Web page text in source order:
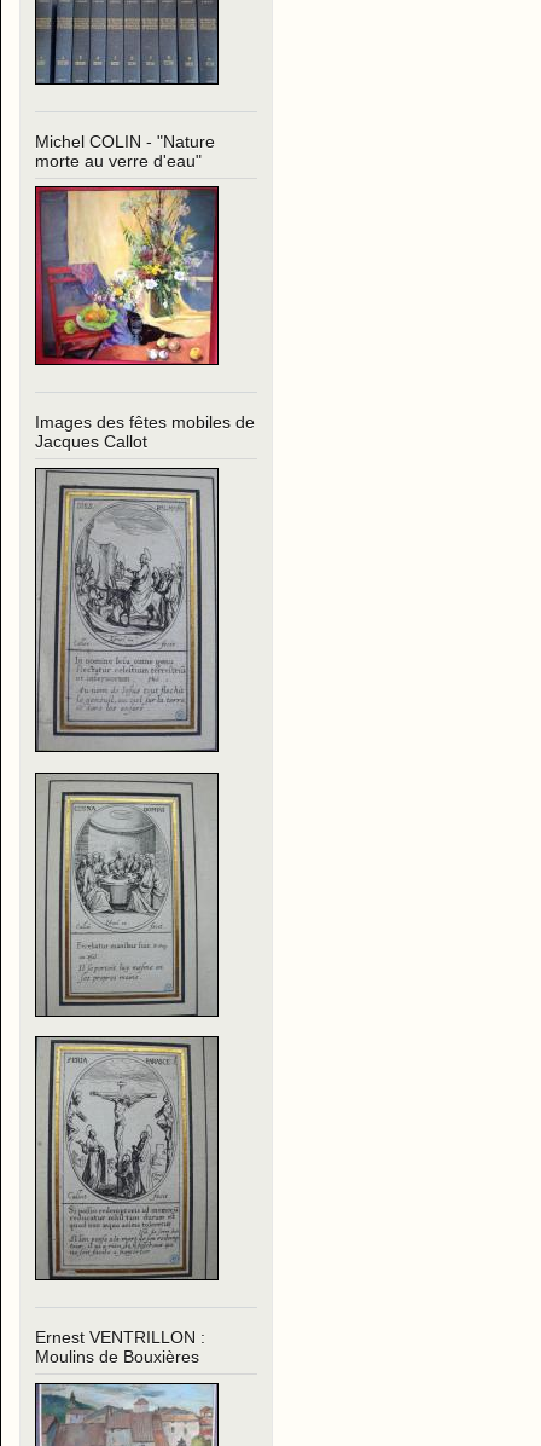
Michel COLIN - "Nature
morte au verre d'eau"
Images des fêtes mobiles de
Jacques Callot
Ernest VENTRILLON :
Moulins de Bouxières